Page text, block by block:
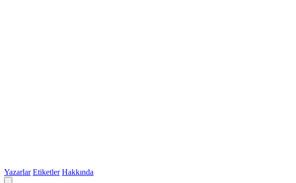
Yazarlar Etiketler Hakkında